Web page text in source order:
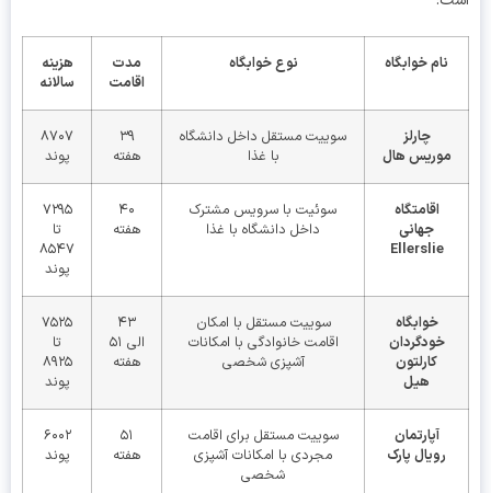
نام خوابگاه نوع خوابگاه
سالانه
موریس هال
سوییت مستقل داخل دانشگاه
اقامتگاه
Ellerslie
سوئیت با سرویس مشترک
داخل دانشگاه با غذا
خوابگاه
خودگردان
کارلتون
سوییت مستقل با امکان
اقامت خانوادگی با امکانات
آشپزی شخصی
آپارتمان
رویال پارک
سوییت مستقل برای اقامت
مجردی با امکانات آشپزی
شخصی